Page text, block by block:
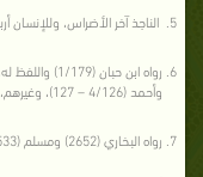
الناجذ آخر الأضراس، وللإنسان
وأحمد (4/126 – 127)، وغيرهم، والحديث صححه الألباني رحمه الله.
رواه البخاري (2652) ومسلم (2533) عن عبد الله بن مسعود رضي الله عنه.